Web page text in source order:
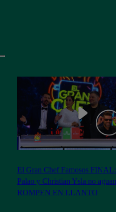
El Gran Chef Famosos
Palao y Christian Ysla no
ROMPEN EN LLANTO